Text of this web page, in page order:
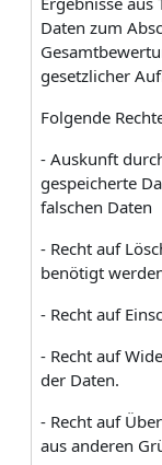
Daten zum
gesetzlicher
Folgende
- Auskunft
gespeicherte
falschen Daten
- Recht auf
benötigt
- Recht auf
- Recht auf
der Daten.
- Recht auf
aus anderen